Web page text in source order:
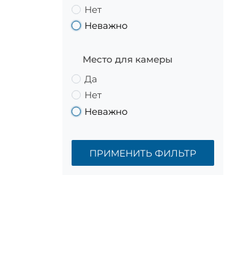
Нет
Неважно
Место для камеры
Да
Нет
Неважно
ПРИМЕНИТЬ ФИЛЬТР